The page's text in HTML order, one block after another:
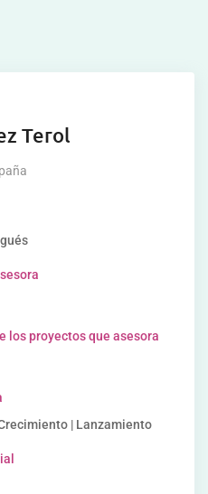
Terol
los proyectos que asesora
| Lanzamiento